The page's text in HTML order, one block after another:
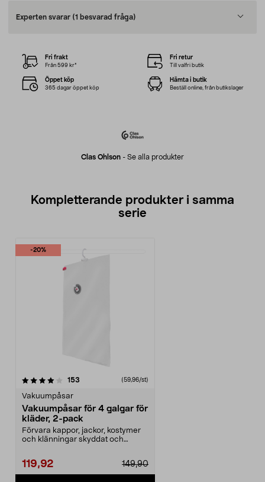
Experten svarar (1 besvarad fråga)
Clas Ohlson - Se alla produkter
Fri frakt
Från 599 kr*
Fri retur
Till valfri butik
Öppet köp
365 dagar öppet köp
Hämta i butik
Beställ online, från butikslager
Kompletterande produkter i samma
serie
-20%
153 (59,96/st)
Vakuumpåsar
Vakuumpåsar för 4 galgar för
kläder, 2-pack
Förvara kappor, jackor, kostymer
och klänningar skyddat och
149,90
119,92